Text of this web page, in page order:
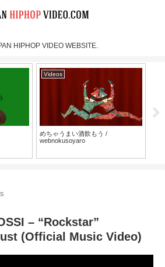
HIPHOP VIDEO WEBSITE.
Videos
めちゃうまい酒飲もう /
webnokusoyaro
– “Rockstar”
(Official Music Video)